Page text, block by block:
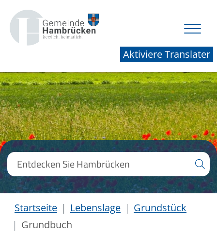
Aktiviere Translater
Startseite Lebenslage
Grundstück
Grundbuch